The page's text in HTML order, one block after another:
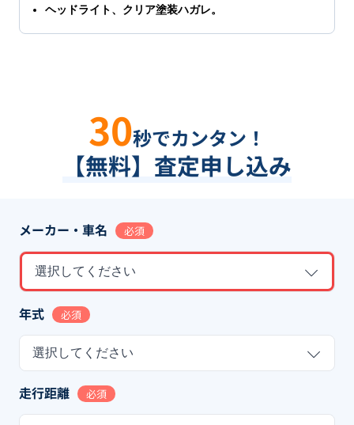
ヘッドライト、クリア塗装ハガレ。
30秒でカンタン！
【無料】査定申し込み
メーカー・車名 必須
選択してください
年式 必須
選択してください
走行距離 必須